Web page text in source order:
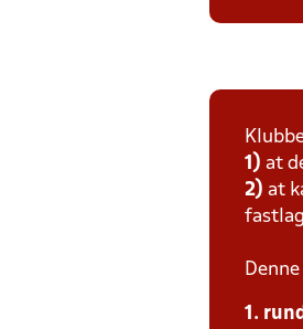
1) at
2) at
1.